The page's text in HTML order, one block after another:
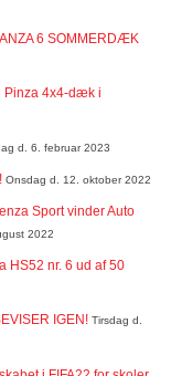
6 SOMMERDÆK
Pinza 4x4-dæk i
d. 6. februar 2023
Onsdag d. 12. oktober 2022
Sport vinder Auto
2022
HS52 nr. 6 ud af 50
IGEN! Tirsdag d.